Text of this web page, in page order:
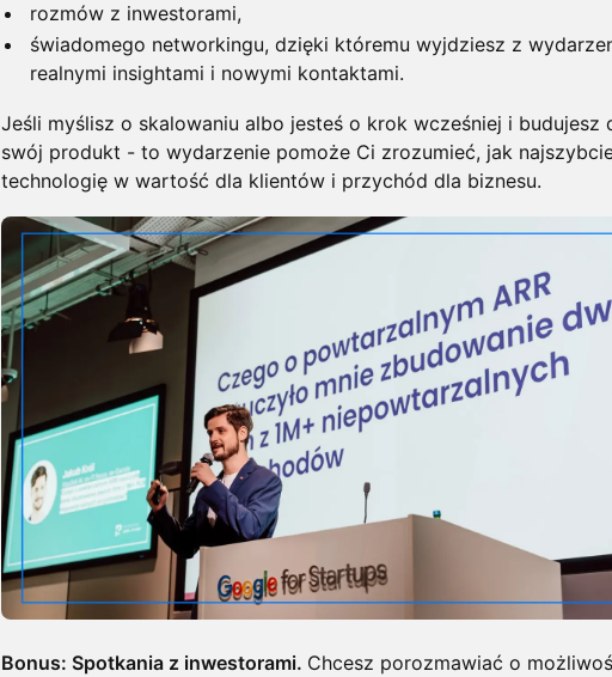
​rozmów z inwestorami,
​świadomego networkingu, dzięki któremu wyjdziesz z
realnymi insightami i nowymi kontaktami.
​Jeśli myślisz o skalowaniu albo jesteś o krok wcześniej i budujesz
swój produkt - to wydarzenie pomoże Ci zrozumieć, jak
technologię w wartość dla klientów i przychód dla biznesu.
Bonus: Spotkania z inwestorami. Chcesz porozmawiać o